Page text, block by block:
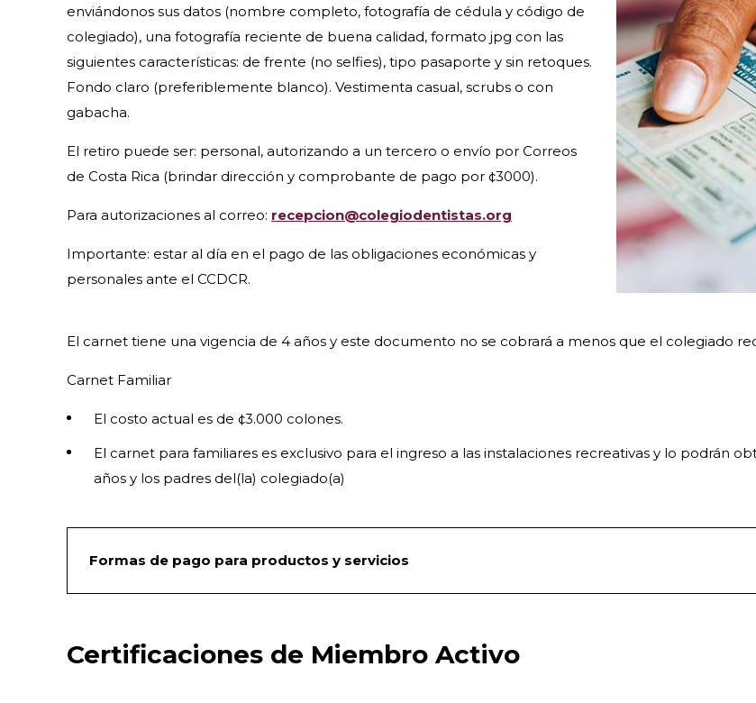
enviándonos sus datos (nombre completo, fotografía de cédula y código de
colegiado), una fotografía reciente de buena calidad, formato jpg con las
siguientes características: de frente (no selfies), tipo pasaporte y sin retoques.
Fondo claro (preferiblemente blanco). Vestimenta casual, scrubs o con
gabacha.
El retiro puede ser: personal, autorizando a un tercero o envío por Correos
de Costa Rica (brindar dirección y comprobante de pago por ¢3000).
Para autorizaciones al correo: recepcion@colegiodentistas.org
Importante: estar al día en el pago de las obligaciones económicas y
personales ante el CCDCR.
El carnet tiene una vigencia de 4 años y este documento no se cobrará a menos que el colegiado
Carnet Familiar
El costo actual es de ¢3.000 colones.
El carnet para familiares es exclusivo para el ingreso a las instalaciones recreativas y lo podrán
años y los padres del(la) colegiado(a)
Formas de pago para productos y servicios
Certificaciones de Miembro Activo